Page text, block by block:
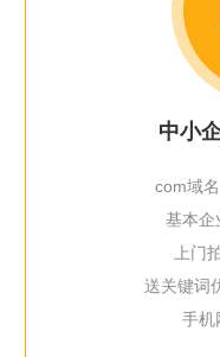
中小
com域
基本企
上门
送关键词
手机